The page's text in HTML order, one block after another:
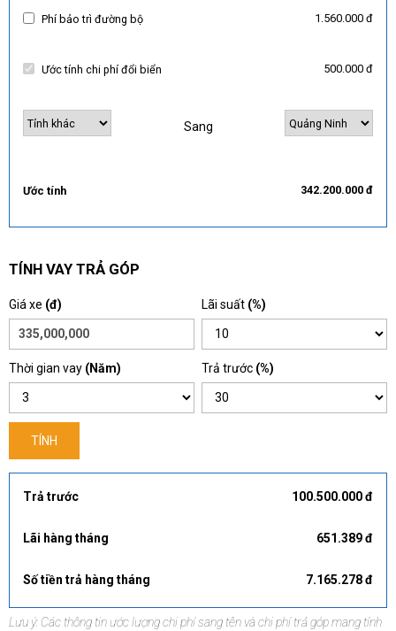
Phí bảo trì đường bộ 1.560.000 đ
Ước tính chi phí đổi biển 500.000 đ
Sang
Ước tính 342.200.000 đ
TÍNH VAY TRẢ GÓP
Giá xe (đ) Lãi suất (%)
Thời gian vay (Năm) Trả trước (%)
TÍNH
Trả trước 100.500.000 đ
Lãi hàng tháng 651.389 đ
Số tiền trả hàng tháng 7.165.278 đ
Lưu ý: Các thông tin ước lượng chi phí sang tên và chi phí trả góp mang tính